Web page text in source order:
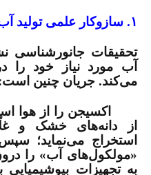
۱. سازوکار علمی تولید آب در بدن
تحقیقات جانورشناسی
آب مورد نیاز خود را
می‌کند. جریان چنین
اکسیجن را از هوا
از دانه‌های خشک و
استخراج می‌نماید؛
«مولکول‌های آب» را
به تجهیزات بیوشیمیایی